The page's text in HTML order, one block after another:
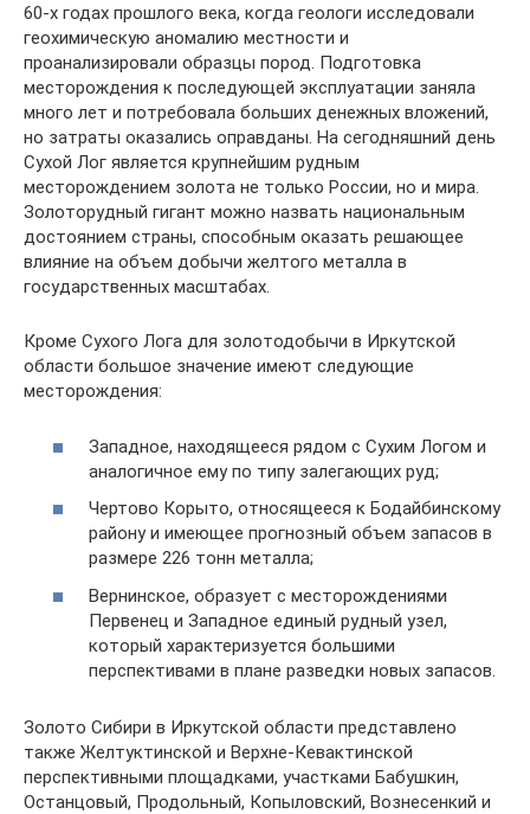
60-х годах прошлого века, когда геологи исследовали
геохимическую аномалию местности и
проанализировали образцы пород. Подготовка
месторождения к последующей эксплуатации заняла
много лет и потребовала больших денежных вложений,
но затраты оказались оправданы. На сегодняшний день
Сухой Лог является крупнейшим рудным
месторождением золота не только России, но и мира.
Золоторудный гигант можно назвать национальным
достоянием страны, способным оказать решающее
влияние на объем добычи желтого металла в
государственных масштабах.
Кроме Сухого Лога для золотодобычи в Иркутской
области большое значение имеют следующие
месторождения:
Западное, находящееся рядом с Сухим Логом и
аналогичное ему по типу залегающих руд;
Чертово Корыто, относящееся к Бодайбинскому
району и имеющее прогнозный объем запасов в
размере 226 тонн металла;
Вернинское, образует с месторождениями
Первенец и Западное единый рудный узел,
который характеризуется большими
перспективами в плане разведки новых запасов.
Золото Сибири в Иркутской области представлено
также Желтуктинской и Верхне-Кевактинской
перспективными площадками, участками Бабушкин,
Останцовый, Продольный, Копыловский, Вознесенкий и